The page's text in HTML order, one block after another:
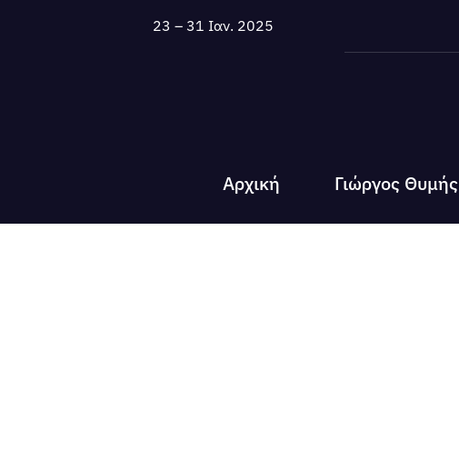
23 – 31 Ιαν. 2025
Αρχική Γιώργος Θυμής